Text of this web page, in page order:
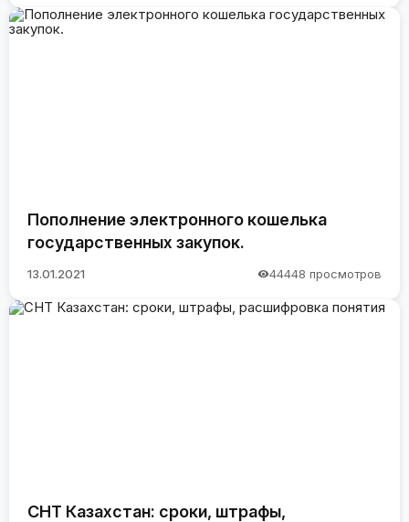
Пополнение электронного кошелька
государственных закупок.
13.01.2021 44448 просмотров
СНТ Казахстан: сроки, штрафы,